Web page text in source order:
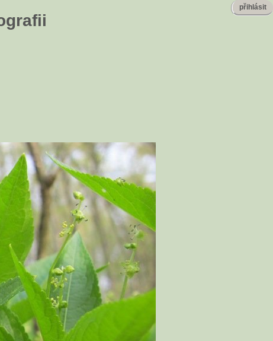
přihlásit